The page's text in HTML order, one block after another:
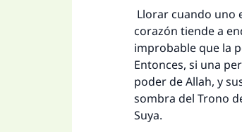
Llorar cuando uno
corazón tiende a
improbable que la
Entonces, si una
poder de Allah, y
sombra del Trono
Suya.
La
"Una